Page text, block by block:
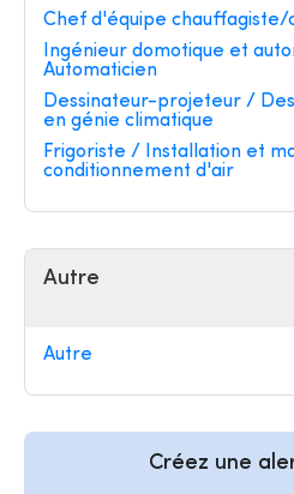
Chef d'équipe chauffagiste/
Ingénieur domotique et
Automaticien
Dessinateur-projeteur /
en génie climatique
Frigoriste / Installation et
conditionnement d'air
Autre
Autre
Créez une